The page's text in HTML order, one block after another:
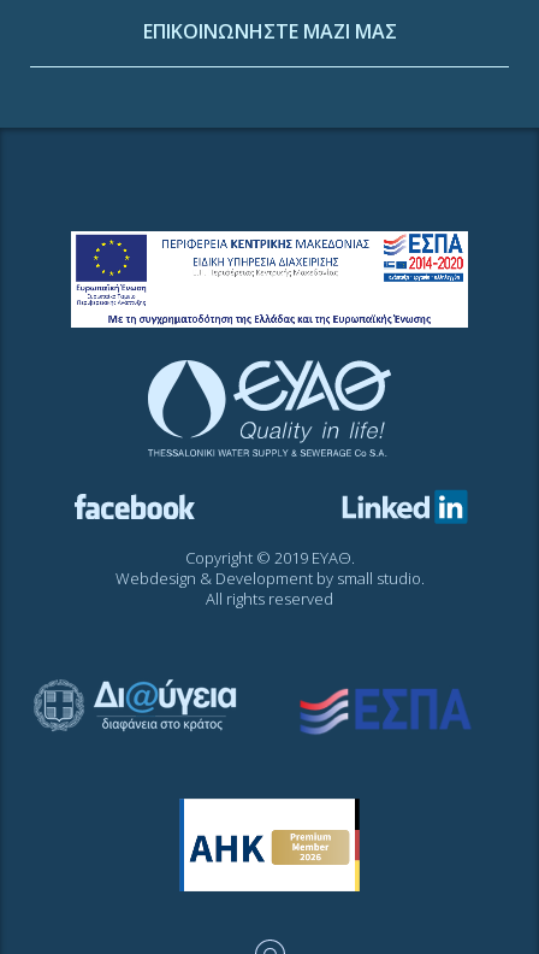
ΕΠΙΚΟΙΝΩΝΗΣΤΕ ΜΑΖΙ ΜΑΣ
Copyright © 2019 ΕΥΑΘ.
Webdesign & Development by small studio.
All rights reserved